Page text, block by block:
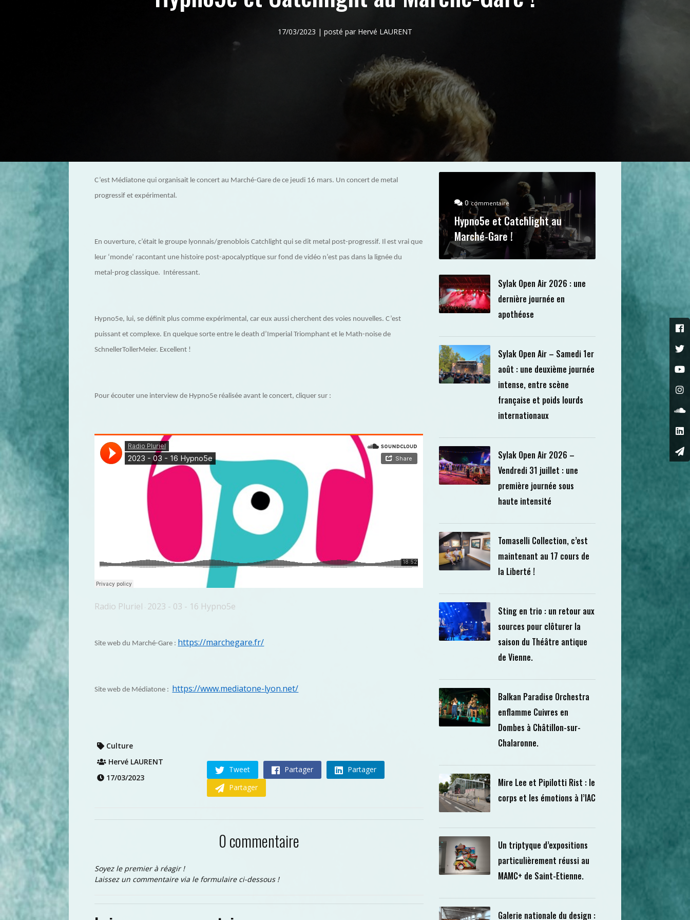
17/03/2023 | posté par Hervé LAURENT
C’est Médiatone qui organisait le concert au Marché-Gare de ce jeudi 16 mars. Un concert de metal
progressif et expérimental.
En ouverture, c’était le groupe lyonnais/grenoblois Catchlight qui se dit metal post-progressif. Il est vrai que
leur ‘monde’ racontant une histoire post-apocalyptique sur fond de vidéo n’est pas dans la lignée du
metal-prog classique. Intéressant.
Hypno5e, lui, se définit plus comme expérimental, car eux aussi cherchent des voies nouvelles. C’est
puissant et complexe. En quelque sorte entre le death d’Imperial Triomphant et le Math-noise de
SchnellerTollerMeier. Excellent !
Pour écouter une interview de Hypno5e réalisée avant le concert, cliquer sur :
Radio Pluriel · 2023 - 03 - 16 Hypno5e
Site web du Marché-Gare : https://marchegare.fr/
Site web de Médiatone : https://www.mediatone-lyon.net/
Culture
Hervé LAURENT
17/03/2023
Tweet Partager
Partager
Partager
0 commentaire
Soyez le premier à réagir !
Laissez un commentaire via le formulaire ci-dessous !
0commentaire
Hypno5e et Catchlight au
Marché-Gare !
Sylak Open Air 2026 : une
dernière journée en
apothéose
Sylak Open Air – Samedi 1er
août : une deuxième journée
intense, entre scène
française et poids lourds
internationaux
Sylak Open Air 2026 –
Vendredi 31 juillet : une
première journée sous
haute intensité
Tomaselli Collection, c’est
maintenant au 17 cours de
la Liberté !
Sting en trio : un retour aux
sources pour clôturer la
saison du Théâtre antique
de Vienne.
Balkan Paradise Orchestra
enflamme Cuivres en
Dombes à Châtillon-sur-
Chalaronne.
Mire Lee et Pipilotti Rist : le
corps et les émotions à l’IAC
Un triptyque d’expositions
particulièrement réussi au
MAMC+ de Saint-Etienne.
Galerie nationale du design :